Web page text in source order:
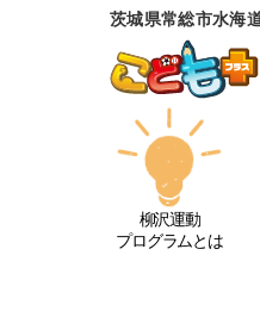
茨城県常総市水海
柳沢運動
プログラムとは